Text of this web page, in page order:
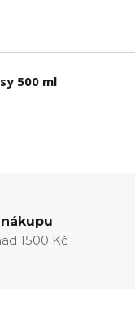
500 ml
nákupu
1500 Kč